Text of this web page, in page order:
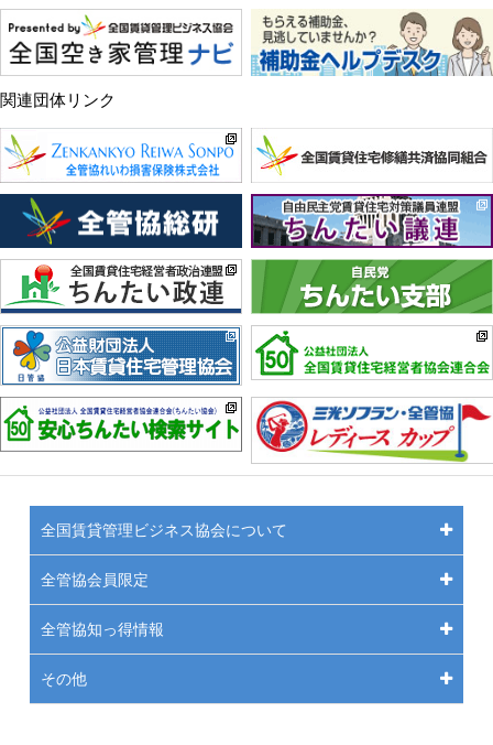
関連団体リンク
全国賃貸管理ビジネス協会について
全管協会員限定
全管協知っ得情報
その他